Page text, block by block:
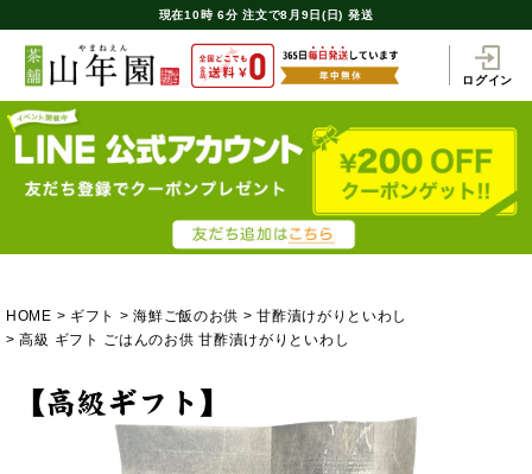
現在10時 6分 注文で8月9日(日) 発送
ログイン
HOME ギフト 海鮮ご飯のお供
甘酢漬けがりといわし
高級 ギフト ごはんのお供 甘酢漬けがりといわし